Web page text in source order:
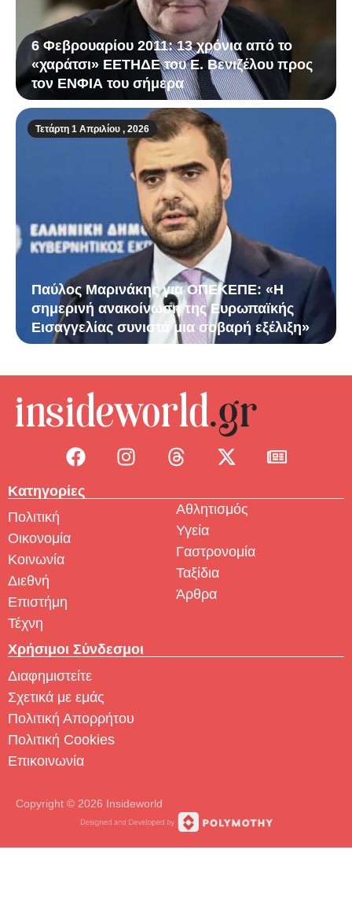
6 Φεβρουαρίου 2011: 13 χρόνια από το
«χαράτσι» ΕΕΤΗΔΕ του Ε. Βενιζέλου προς
τον ΕΝΦΙΑ του σήμερα
Τετάρτη 1 Απριλίου , 2026
Παύλος Μαρινάκης για ΟΠΕΚΕΠΕ: «Η
σημερινή ανακοίνωση της Ευρωπαϊκής
Εισαγγελίας συνιστά μια σοβαρή εξέλιξη»
Κατηγορίες
Πολιτική
Οικονομία
Κοινωνία
Διεθνή
Επιστήμη
Τέχνη
Αθλητισμός
Υγεία
Γαστρονομία
Ταξίδια
Άρθρα
Χρήσιμοι Σύνδεσμοι
Διαφημιστείτε
Σχετικά με εμάς
Πολιτική Απορρήτου
Πολιτική Cookies
Επικοινωνία
Copyright © 2026 Insideworld